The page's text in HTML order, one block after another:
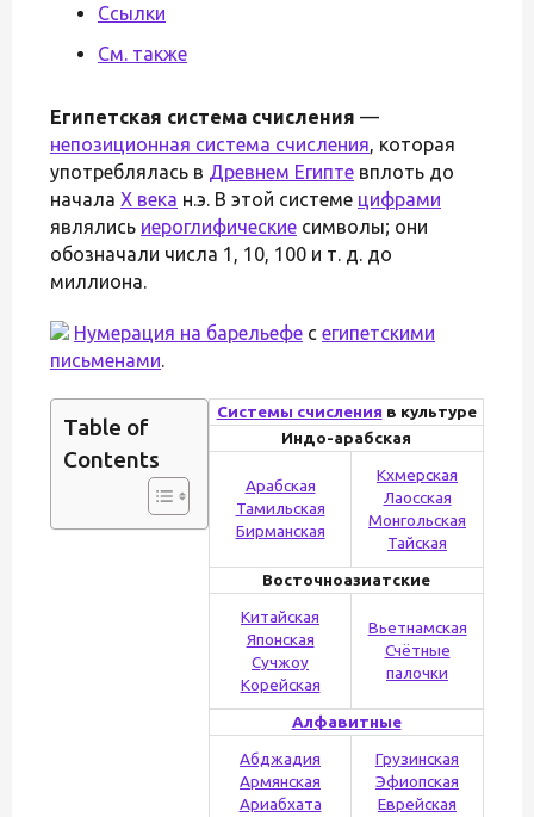
Ссылки
См. также
Египетская система счисления —
непозиционная система счисления, которая
употреблялась в Древнем Египте вплоть до
начала X века н.э. В этой системе цифрами
являлись иероглифические символы; они
обозначали числа 1, 10, 100 и т. д. до
миллиона.
Нумерация на барельефе с египетскими
письменами.
Системы счисления в культуре
Индо-арабская
Арабская
Тамильская
Бирманская
Кхмерская
Лаосская
Монгольская
Тайская
Восточноазиатские
Китайская
Японская
Сучжоу
Корейская
Вьетнамская
Счётные
палочки
Алфавитные
Абджадия
Армянская
Ариабхата
Грузинская
Эфиопская
Еврейская
Table of
Contents